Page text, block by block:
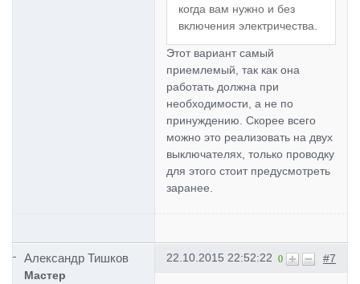
когда вам нужно и без
включения электричества.
Этот вариант самый
приемлемый, так как она
работать должна при
необходимости, а не по
принуждению. Скорее всего
можно это реализовать на двух
выключателях, только проводку
для этого стоит предусмотреть
заранее.
Александр Тишков
Мастер
#7
0
22.10.2015 22:52:22